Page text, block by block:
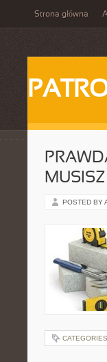
Strona główna
POSTED BY